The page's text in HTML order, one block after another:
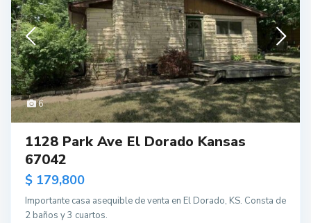
6
1128 Park Ave El Dorado Kansas
67042
$ 179,800
Importante casa asequible de venta en El Dorado, KS. Consta de
2 baños y 3 cuartos.